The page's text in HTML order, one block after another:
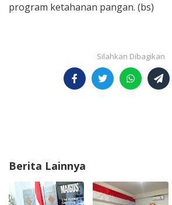
program ketahanan pangan. (bs)
Berita Lainnya